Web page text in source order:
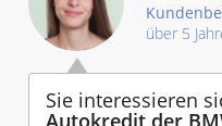
über 5
Sie interessieren
Autokredit der